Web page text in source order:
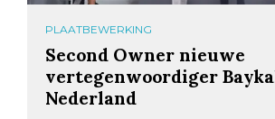
PLAATBEWERKING
Second Owner nieuwe
vertegenwoordiger
Nederland